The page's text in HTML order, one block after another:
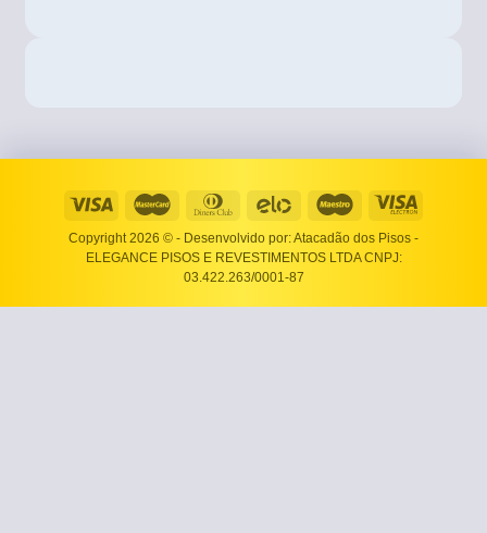
Copyright 2026 © - Desenvolvido por: Atacadão dos Pisos -
ELEGANCE PISOS E REVESTIMENTOS LTDA CNPJ:
03.422.263/0001-87